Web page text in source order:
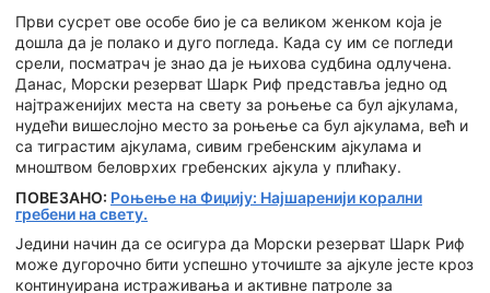
Први сусрет ове особе био је са великом женком која је
дошла да је полако и дуго погледа. Када су им се погледи
срели, посматрач је знао да је њихова судбина одлучена.
Данас, Морски резерват Шарк Риф представља једно од
најтраженијих места на свету за роњење са бул ајкулама,
нудећи вишеслојно место за роњење са бул ајкулама, већ и
са тиграстим ајкулама, сивим гребенским ајкулама и
мноштвом беловрхих гребенских ајкула у плићаку.
ПОВЕЗАНО: Роњење на Фиџију: Најшаренији корални
гребени на свету.
Једини начин да се осигура да Морски резерват Шарк Риф
може дугорочно бити успешно уточиште за ајкуле јесте кроз
континуирана истраживања и активне патроле за